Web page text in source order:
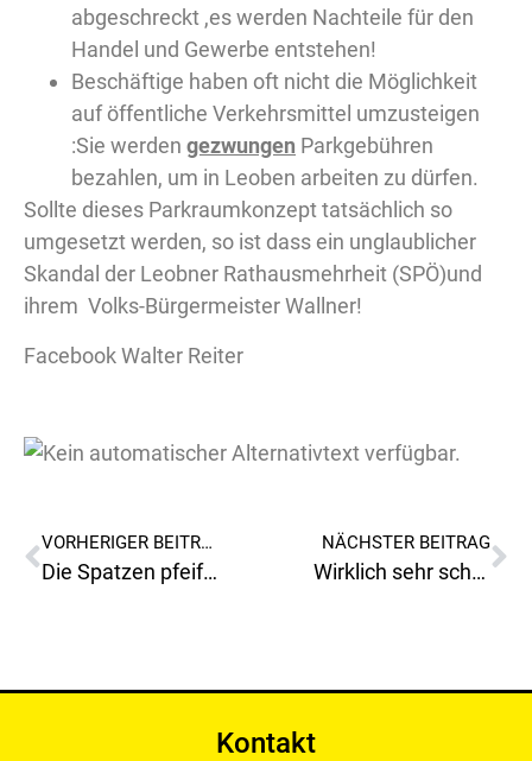
abgeschreckt ,es werden Nachteile für den
Handel und Gewerbe entstehen!
Beschäftige haben oft nicht die Möglichkeit
auf öffentliche Verkehrsmittel umzusteigen
:Sie werden gezwungen Parkgebühren
bezahlen, um in Leoben arbeiten zu dürfen.
Sollte dieses Parkraumkonzept tatsächlich so
umgesetzt werden, so ist dass ein unglaublicher
Skandal der Leobner Rathausmehrheit (SPÖ)und
ihrem Volks-Bürgermeister Wallner!
Facebook Walter Reiter
VORHERIGER BEITRAG
Die Spatzen pfeifen es bereits vom Dach des Leobner Rathauses, der Leobner Volks-Bürgermeister Wallner möchte das alte Rathaus an einem privaten Investor verscherbeln!
NÄCHSTER BEITRAG
Wirklich sehr schön und festlich gestaltet
Kontakt